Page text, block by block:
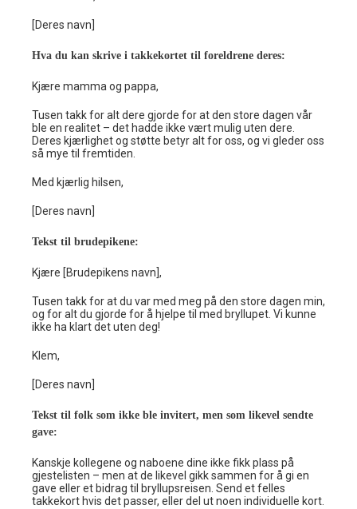
[Deres navn]
Hva du kan skrive i takkekortet til foreldrene deres:
Kjære mamma og pappa,
Tusen takk for alt dere gjorde for at den store dagen vår
ble en realitet – det hadde ikke vært mulig uten dere.
Deres kjærlighet og støtte betyr alt for oss, og vi gleder oss
så mye til fremtiden.
Med kjærlig hilsen,
[Deres navn]
Tekst til brudepikene:
Kjære [Brudepikens navn],
Tusen takk for at du var med meg på den store dagen min,
og for alt du gjorde for å hjelpe til med bryllupet. Vi kunne
ikke ha klart det uten deg!
Klem,
[Deres navn]
Tekst til folk som ikke ble invitert, men som likevel sendte
gave:
Kanskje kollegene og naboene dine ikke fikk plass på
gjestelisten – men at de likevel gikk sammen for å gi en
gave eller et bidrag til bryllupsreisen. Send et felles
takkekort hvis det passer, eller del ut noen individuelle kort.